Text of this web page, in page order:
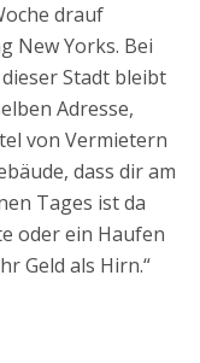
drauf
New Yorks. Bei
Stadt bleibt
Adresse,
von Vermietern
dass dir am
Tages ist da
oder ein Haufen
Geld als Hirn.“